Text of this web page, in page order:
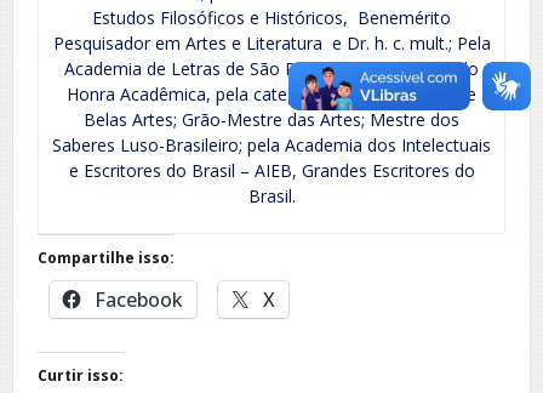
Estudos Filosóficos e Históricos, Benemérito
Pesquisador em Artes e Literatura e Dr. h. c. mult.; Pela
Academia de Letras de São Pedro da Aldeia, o Título
Honra Acadêmica, pela categoria Cultura Nacional e
Belas Artes; Grão-Mestre das Artes; Mestre dos
Saberes Luso-Brasileiro; pela Academia dos Intelectuais
e Escritores do Brasil – AIEB, Grandes Escritores do
Brasil.
Compartilhe isso:
Facebook X
Curtir isso: